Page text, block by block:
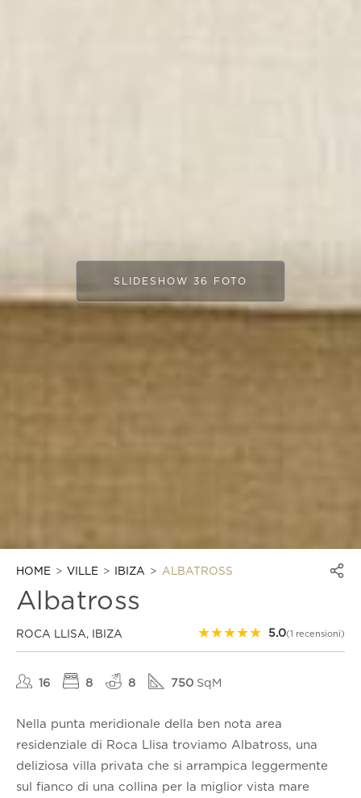
SLIDESHOW 36 FOTO
HOME VILLE IBIZA ALBATROSS
Albatross
ROCA LLISA, IBIZA ★★★★★ 5.0(1 recensioni)
16 8 8 750 SqM
Nella punta meridionale della ben nota area
residenziale di Roca Llisa troviamo Albatross, una
deliziosa villa privata che si arrampica leggermente
sul fianco di una collina per la miglior vista mare